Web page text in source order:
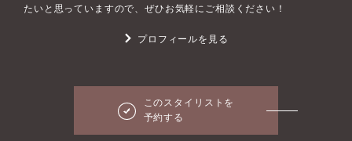
たいと思っていますので、ぜひお気軽にご相談ください！
プロフィールを見る
このスタイリストを
予約する